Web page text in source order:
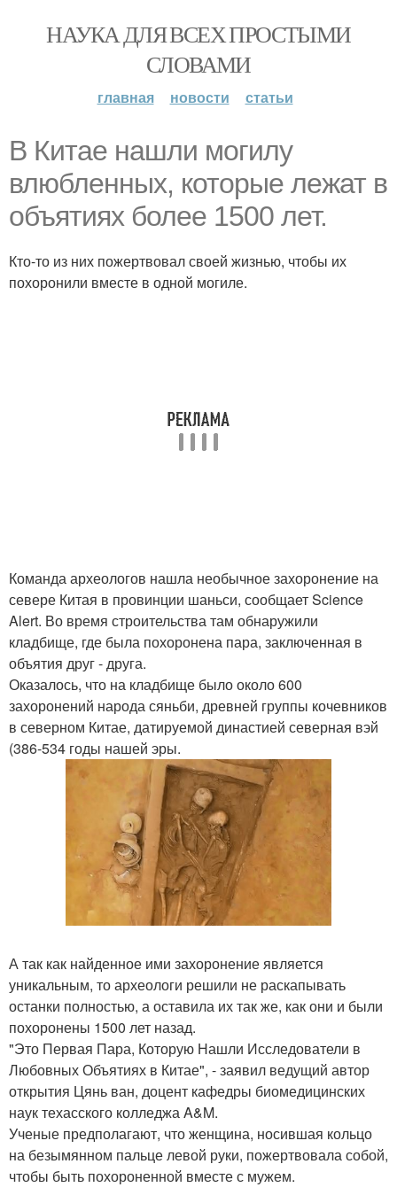
НАУКА ДЛЯ ВСЕХ ПРОСТЫМИ
СЛОВАМИ
главная новости статьи
В Китае нашли могилу
влюбленных, которые лежат в
объятиях более 1500 лет.
Кто-то из них пожертвовал своей жизнью, чтобы их
похоронили вместе в одной могиле.
Команда археологов нашла необычное захоронение на
севере Китая в провинции шаньси, сообщает Science
Alert. Во время строительства там обнаружили
кладбище, где была похоронена пара, заключенная в
объятия друг - друга.
Оказалось, что на кладбище было около 600
захоронений народа сяньби, древней группы кочевников
в северном Китае, датируемой династией северная вэй
(386-534 годы нашей эры.
А так как найденное ими захоронение является
уникальным, то археологи решили не раскапывать
останки полностью, а оставила их так же, как они и были
похоронены 1500 лет назад.
"Это Первая Пара, Которую Нашли Исследователи в
Любовных Объятиях в Китае", - заявил ведущий автор
открытия Цянь ван, доцент кафедры биомедицинских
наук техасского колледжа A&M.
Ученые предполагают, что женщина, носившая кольцо
на безымянном пальце левой руки, пожертвовала собой,
чтобы быть похороненной вместе с мужем.